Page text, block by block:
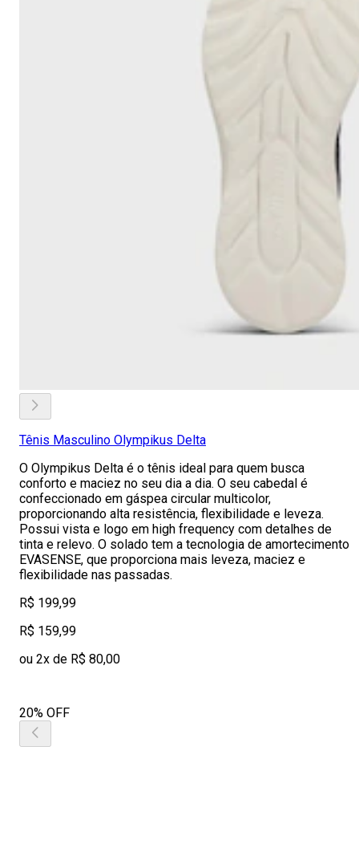
Tênis Masculino Olympikus Delta
O Olympikus Delta é o tênis ideal para quem busca
conforto e maciez no seu dia a dia. O seu cabedal é
confeccionado em gáspea circular multicolor,
proporcionando alta resistência, flexibilidade e leveza.
Possui vista e logo em high frequency com detalhes de
tinta e relevo. O solado tem a tecnologia de amortecimento
EVASENSE, que proporciona mais leveza, maciez e
flexibilidade nas passadas.
R$ 199,99
R$ 159,99
ou 2x de R$ 80,00
20% OFF